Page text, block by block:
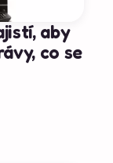
aby
co se